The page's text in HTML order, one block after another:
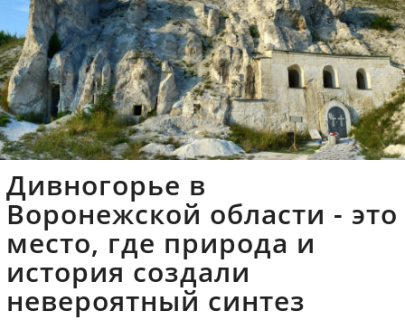
Дивногорье в
Воронежской области - это
место, где природа и
история создали
невероятный синтез